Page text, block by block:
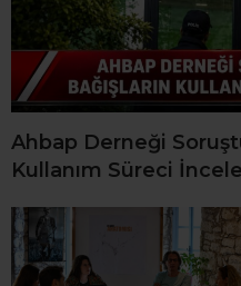
Ahbap Derneği
Kullanım Süreci